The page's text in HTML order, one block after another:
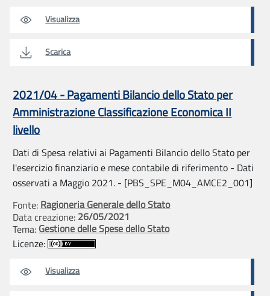
Visualizza
Scarica
2021/04 - Pagamenti Bilancio dello Stato per
Amministrazione Classificazione Economica II
livello
Dati di Spesa relativi ai Pagamenti Bilancio dello Stato per
l'esercizio finanziario e mese contabile di riferimento - Dati
osservati a Maggio 2021. - [PBS_SPE_M04_AMCE2_001]
Fonte: Ragioneria Generale dello Stato
Data creazione: 26/05/2021
Tema: Gestione delle Spese dello Stato
Licenze:
Visualizza